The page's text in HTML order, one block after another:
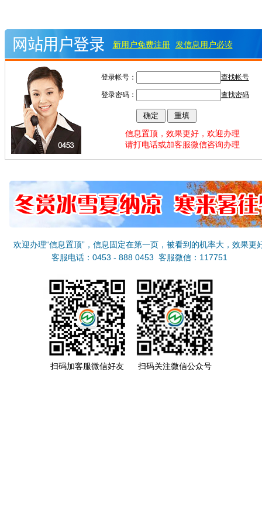
新用户免费注册 发信息用户必读
登录帐号： 查找帐号
登录密码： 查找密码
信息置顶，效果更好，欢迎办理
请打电话或加客服微信咨询办理
欢迎办理“信息置顶”，信息固定在第一页，被看到的机率大，效果更
客服电话：0453 - 888 0453 客服微信：117751
扫码加客服微信好友 扫码关注微信公众号